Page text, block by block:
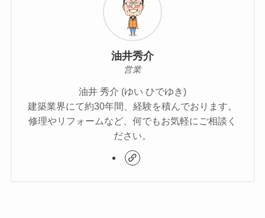
油井秀介
営業
油井 秀介 (ゆい ひでゆき)
建築業界にて約30年間、経験を積んでおります。
修理やリフォームなど、何でもお気軽にご相談く
ださい。